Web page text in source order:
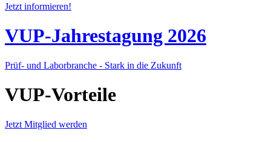
Jetzt informieren!
VUP-Jahrestagung 2026
Prüf- und Laborbranche - Stark in die Zukunft
VUP-Vorteile
Jetzt Mitglied werden